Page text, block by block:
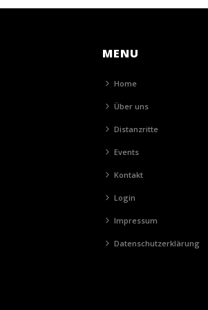
MENU
Home
Über uns
Distanzritte
Events
Kontakt
Login
Impressum
Datenschutzerklärung